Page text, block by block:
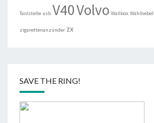
Tanlstelle usb V40Volvo Wallbox Wählhebel
zigarettenanzünder zx
SAVE THE RING!